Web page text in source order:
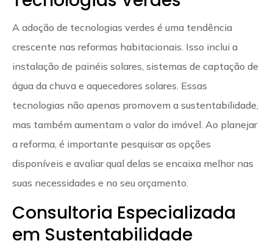
A adoção de tecnologias verdes é uma tendência
crescente nas reformas habitacionais. Isso inclui a
instalação de painéis solares, sistemas de captação de
água da chuva e aquecedores solares. Essas
tecnologias não apenas promovem a sustentabilidade,
mas também aumentam o valor do imóvel. Ao planejar
a reforma, é importante pesquisar as opções
disponíveis e avaliar qual delas se encaixa melhor nas
suas necessidades e no seu orçamento.
Consultoria Especializada
em Sustentabilidade